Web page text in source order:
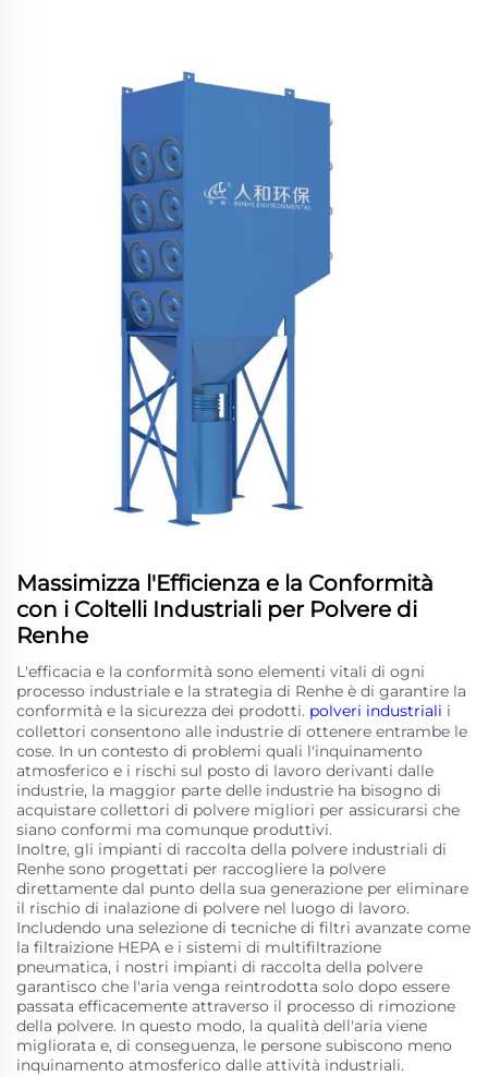
Massimizza l'Efficienza e la Conformità
con i Coltelli Industriali per Polvere di
Renhe
L'efficacia e la conformità sono elementi vitali di ogni
processo industriale e la strategia di Renhe è di garantire la
conformità e la sicurezza dei prodotti. polveri industriali i
collettori consentono alle industrie di ottenere entrambe le
cose. In un contesto di problemi quali l'inquinamento
atmosferico e i rischi sul posto di lavoro derivanti dalle
industrie, la maggior parte delle industrie ha bisogno di
acquistare collettori di polvere migliori per assicurarsi che
siano conformi ma comunque produttivi.
Inoltre, gli impianti di raccolta della polvere industriali di
Renhe sono progettati per raccogliere la polvere
direttamente dal punto della sua generazione per eliminare
il rischio di inalazione di polvere nel luogo di lavoro.
Includendo una selezione di tecniche di filtri avanzate come
la filtraizione HEPA e i sistemi di multifiltrazione
pneumatica, i nostri impianti di raccolta della polvere
garantisco che l'aria venga reintrodotta solo dopo essere
passata efficacemente attraverso il processo di rimozione
della polvere. In questo modo, la qualità dell'aria viene
migliorata e, di conseguenza, le persone subiscono meno
inquinamento atmosferico dalle attività industriali.